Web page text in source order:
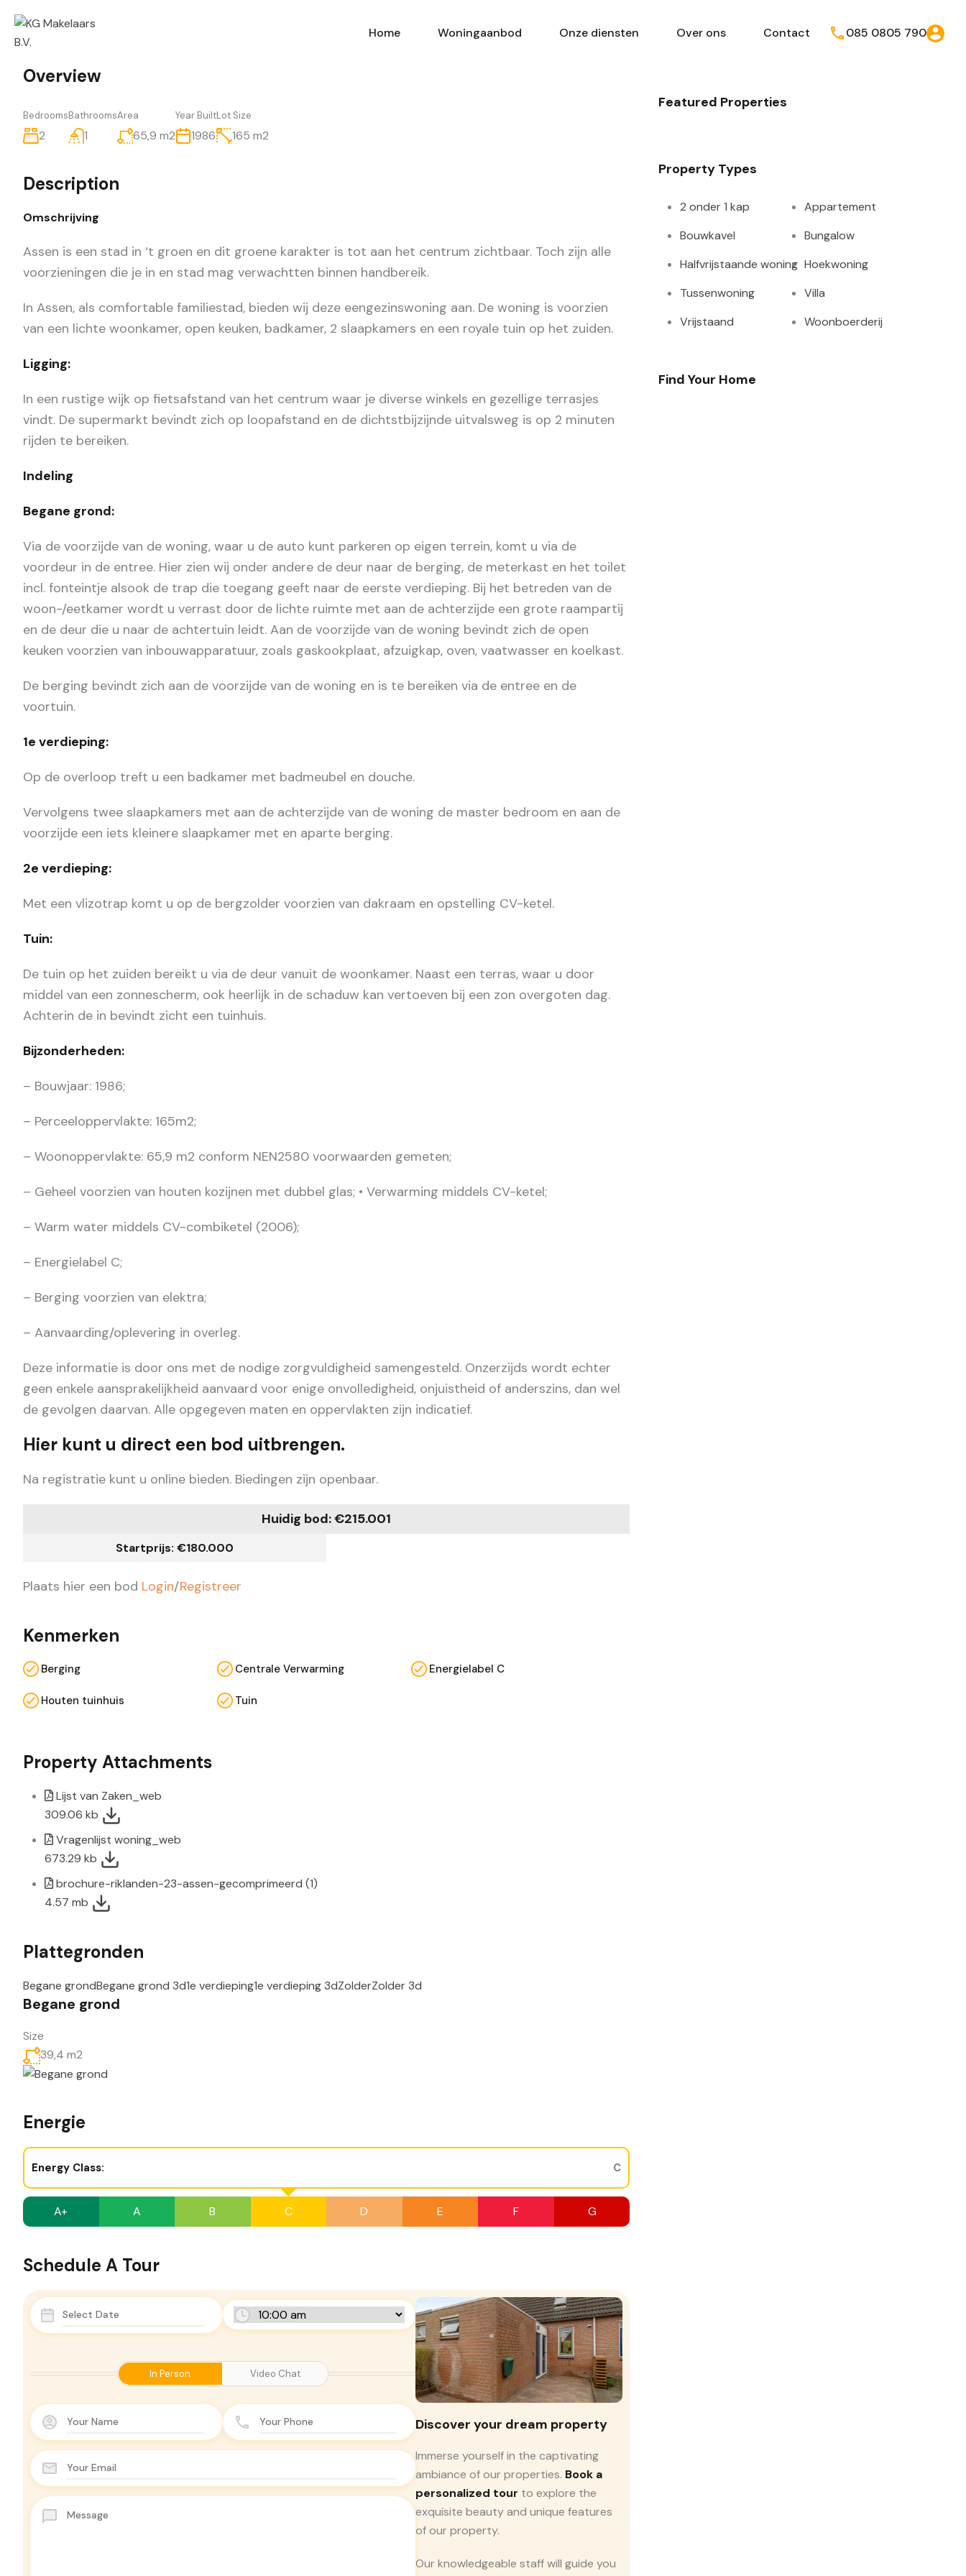
Home Woningaanbod Onze diensten Over ons Contact 085 0805 790
Overview
Bedrooms
2
Bathrooms
1
Area
65,9 m2
Year Built
1986
Lot Size
165 m2
Description
Omschrijving
Assen is een stad in ‘t groen en dit groene karakter is tot aan het centrum zichtbaar. Toch zijn alle
voorzieningen die je in en stad mag verwachtten binnen handbereik.
In Assen, als comfortable familiestad, bieden wij deze eengezinswoning aan. De woning is voorzien
van een lichte woonkamer, open keuken, badkamer, 2 slaapkamers en een royale tuin op het zuiden.
Ligging:
In een rustige wijk op fietsafstand van het centrum waar je diverse winkels en gezellige terrasjes
vindt. De supermarkt bevindt zich op loopafstand en de dichtstbijzijnde uitvalsweg is op 2 minuten
rijden te bereiken.
Indeling
Begane grond:
Via de voorzijde van de woning, waar u de auto kunt parkeren op eigen terrein, komt u via de
voordeur in de entree. Hier zien wij onder andere de deur naar de berging, de meterkast en het toilet
incl. fonteintje alsook de trap die toegang geeft naar de eerste verdieping. Bij het betreden van de
woon-/eetkamer wordt u verrast door de lichte ruimte met aan de achterzijde een grote raampartij
en de deur die u naar de achtertuin leidt. Aan de voorzijde van de woning bevindt zich de open
keuken voorzien van inbouwapparatuur, zoals gaskookplaat, afzuigkap, oven, vaatwasser en koelkast.
De berging bevindt zich aan de voorzijde van de woning en is te bereiken via de entree en de
voortuin.
1e verdieping:
Op de overloop treft u een badkamer met badmeubel en douche.
Vervolgens twee slaapkamers met aan de achterzijde van de woning de master bedroom en aan de
voorzijde een iets kleinere slaapkamer met en aparte berging.
2e verdieping:
Met een vlizotrap komt u op de bergzolder voorzien van dakraam en opstelling CV-ketel.
Tuin:
De tuin op het zuiden bereikt u via de deur vanuit de woonkamer. Naast een terras, waar u door
middel van een zonnescherm, ook heerlijk in de schaduw kan vertoeven bij een zon overgoten dag.
Achterin de in bevindt zicht een tuinhuis.
Bijzonderheden:
– Bouwjaar: 1986;
– Perceeloppervlakte: 165m2;
– Woonoppervlakte: 65,9 m2 conform NEN2580 voorwaarden gemeten;
– Geheel voorzien van houten kozijnen met dubbel glas; • Verwarming middels CV-ketel;
– Warm water middels CV-combiketel (2006);
– Energielabel C;
– Berging voorzien van elektra;
– Aanvaarding/oplevering in overleg.
Deze informatie is door ons met de nodige zorgvuldigheid samengesteld. Onzerzijds wordt echter
geen enkele aansprakelijkheid aanvaard voor enige onvolledigheid, onjuistheid of anderszins, dan wel
de gevolgen daarvan. Alle opgegeven maten en oppervlakten zijn indicatief.
Hier kunt u direct een bod uitbrengen.
Na registratie kunt u online bieden. Biedingen zijn openbaar.
Huidig bod: €215.001
Startprijs: €180.000
Plaats hier een bod Login/Registreer
Kenmerken
Berging Centrale Verwarming Energielabel C
Houten tuinhuis Tuin
Property Attachments
Lijst van Zaken_web
309.06 kb
Vragenlijst woning_web
673.29 kb
brochure-riklanden-23-assen-gecomprimeerd (1)
4.57 mb
Plattegronden
Begane grondBegane grond 3d1e verdieping1e verdieping 3dZolderZolder 3d
Begane grond
Size
39,4 m2
Energie
Energy Class: C
A+ A B C D E F G
Schedule A Tour
In Person Video Chat
Discover your dream property
Immerse yourself in the captivating
ambiance of our properties. Book a
personalized tour to explore the
exquisite beauty and unique features
of our property.
Our knowledgeable staff will guide you
Featured Properties
Property Types
2 onder 1 kap
Appartement
Bouwkavel
Bungalow
Halfvrijstaande woning Hoekwoning
Tussenwoning
Villa
Vrijstaand
Woonboerderij
Find Your Home